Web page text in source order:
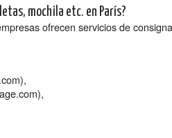
mochila etc. en París?
ofrecen servicios de